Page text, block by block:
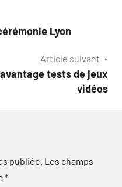
Lyon
Article suivant
tests de jeux
vidéos
publiée. Les champs
*